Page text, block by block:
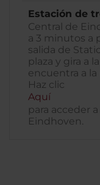
Estación de
Central de
a 3 minutos a
salida de
plaza y gira a
encuentra a la
Haz clic
Aquí
para acceder
Eindhoven.